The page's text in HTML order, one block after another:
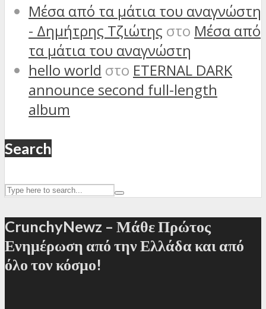
Μέσα από τα μάτια του αναγνώστη
- Δημήτρης Τζιώτης στο Μέσα από
τα μάτια του αναγνώστη
hello world στο ETERNAL DARK
announce second full-length
album
Search
CrunchyNewz – Μάθε Πρώτος
Ενημέρωση από την Ελλάδα και από
όλο τον κόσμο!